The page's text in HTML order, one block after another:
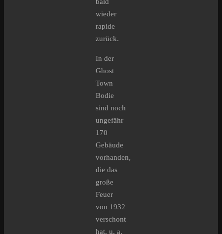
wieder
rapide
zurück.
In der
Ghost
Town
Bodie
sind noch
ungefähr
170
Gebäude
vorhanden,
die das
große
Feuer
von 1932
verschont
hat, u. a.